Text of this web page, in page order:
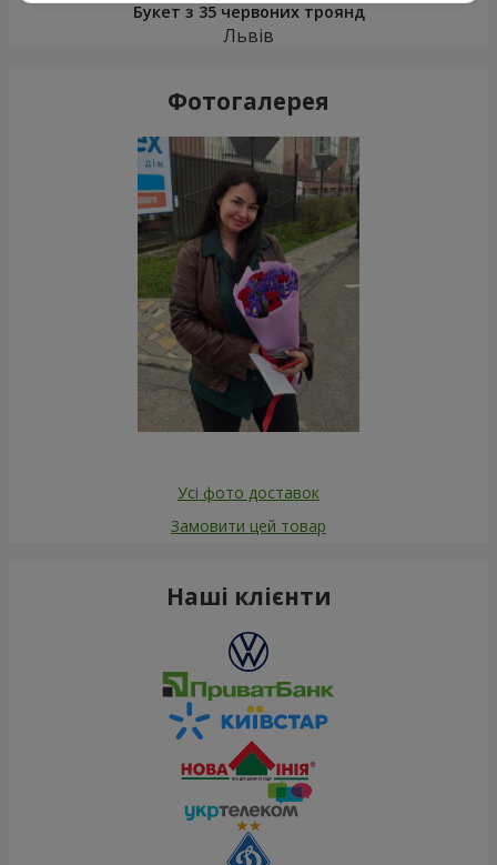
Букет з 35 червоних троянд
Львів
Фотогалерея
Усі фото доставок
Замовити цей товар
Наші клієнти